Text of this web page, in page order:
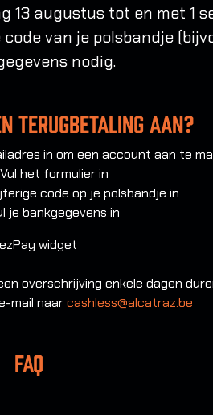
augustus tot en met 1
van je polsbandje
nodig.
terugbetaling aan?
in om een account aan te
Vul het formulier in
code op je polsbandje in
je bankgegevens in
widget
overschrijving enkele dagen
mail naarcashless@alcatraz.be
FAQ